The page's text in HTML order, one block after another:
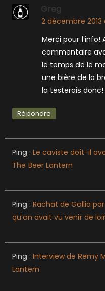
Greg
2 décembre 2013
Merci pour l’info!
commentaire
le temps de le
une bière de la
la testerais donc!
Répondre
Ping : Le caviste doit-il
The Beer Lantern
Ping : Rachat de Gallia
qu’on avait vu venir de
Ping : Interview de Remy
Lantern